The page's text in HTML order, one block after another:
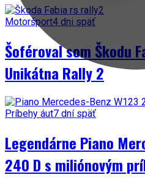
Motoršport4 dni späť
Šoféroval som Škodu
Unikátna Rally 2
Príbehy áut7 dní späť
Legendárne Piano
240 D s miliónovým